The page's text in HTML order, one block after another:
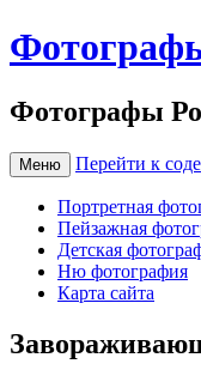
Фотографы
Меню Перейти к
Портретная
Пейзажная
Детская
Ню фотография
Карта сайта